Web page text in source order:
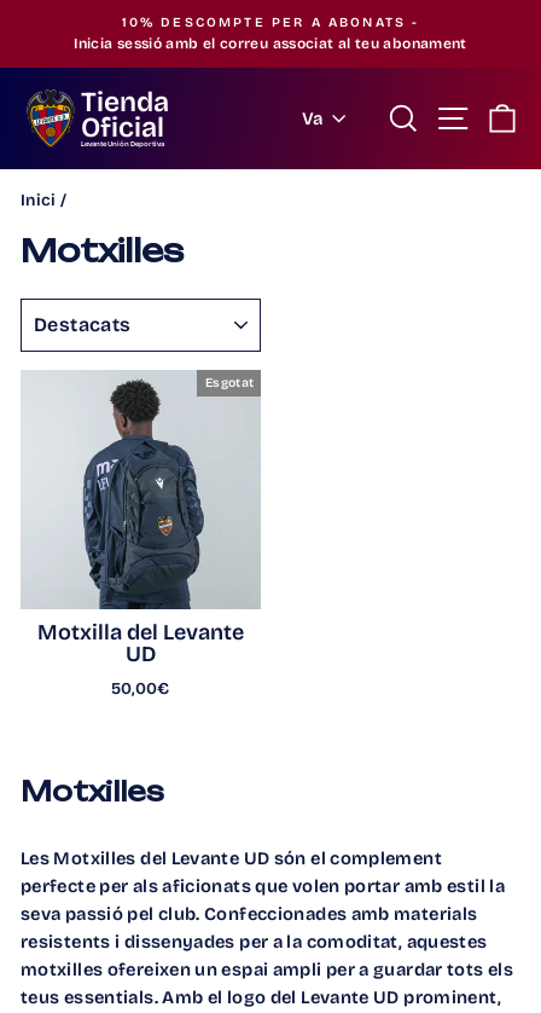
contingut
Pausa
10% DESCOMPTE PER A ABONATS -
Inicia sessió amb el correu associat al teu abonament
Tienda
Oficial
Levante Unión Deportiva
Idioma
Va Buscar
Inici /
Motxilles
Esgotat
Motxilla del Levante
UD
50,00€
Motxilles
Les Motxilles del Levante UD són el complement
perfecte per als aficionats que volen portar amb estil la
seva passió pel club. Confeccionades amb materials
resistents i dissenyades per a la comoditat, aquestes
motxilles ofereixen un espai ampli per a guardar tots els
teus essentials. Amb el logo del Levante UD prominent,